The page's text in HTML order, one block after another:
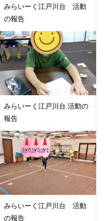
みらいーく江戸川台 活動
の報告
みらいーく江戸川台 活動の
報告
みらいーく江戸川台 活動
の報告